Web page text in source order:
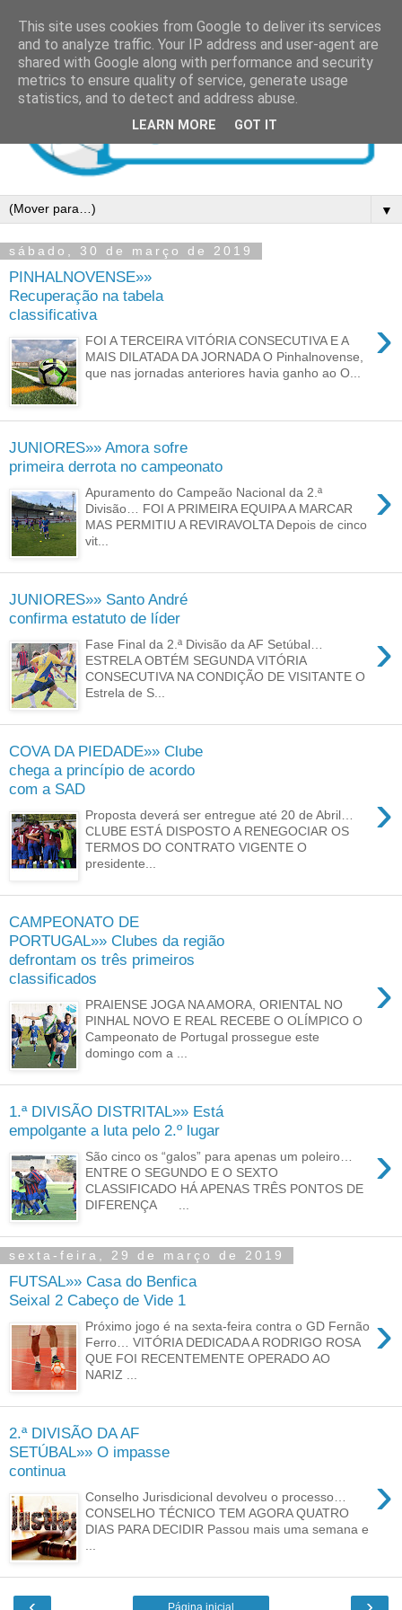
▼
sábado, 30 de março de 2019
PINHALNOVENSE»»
Recuperação na tabela
classificativa
›
FOI A TERCEIRA VITÓRIA CONSECUTIVA E A
MAIS DILATADA DA JORNADA O Pinhalnovense,
que nas jornadas anteriores havia ganho ao O...
JUNIORES»» Amora sofre
primeira derrota no campeonato
›
Apuramento do Campeão Nacional da 2.ª
Divisão… FOI A PRIMEIRA EQUIPA A MARCAR
MAS PERMITIU A REVIRAVOLTA Depois de cinco
vit...
JUNIORES»» Santo André
confirma estatuto de líder
›
Fase Final da 2.ª Divisão da AF Setúbal…
ESTRELA OBTÉM SEGUNDA VITÓRIA
CONSECUTIVA NA CONDIÇÃO DE VISITANTE O
Estrela de S...
COVA DA PIEDADE»» Clube
chega a princípio de acordo
com a SAD
›
Proposta deverá ser entregue até 20 de Abril…
CLUBE ESTÁ DISPOSTO A RENEGOCIAR OS
TERMOS DO CONTRATO VIGENTE O
presidente...
CAMPEONATO DE
PORTUGAL»» Clubes da região
defrontam os três primeiros
classificados
›
PRAIENSE JOGA NA AMORA, ORIENTAL NO
PINHAL NOVO E REAL RECEBE O OLÍMPICO O
Campeonato de Portugal prossegue este
domingo com a ...
1.ª DIVISÃO DISTRITAL»» Está
empolgante a luta pelo 2.º lugar
›
São cinco os “galos” para apenas um poleiro…
ENTRE O SEGUNDO E O SEXTO
CLASSIFICADO HÁ APENAS TRÊS PONTOS DE
DIFERENÇA ...
sexta-feira, 29 de março de 2019
FUTSAL»» Casa do Benfica
Seixal 2 Cabeço de Vide 1
›
Próximo jogo é na sexta-feira contra o GD Fernão
Ferro… VITÓRIA DEDICADA A RODRIGO ROSA
QUE FOI RECENTEMENTE OPERADO AO
NARIZ ...
2.ª DIVISÃO DA AF
SETÚBAL»» O impasse
continua
›
Conselho Jurisdicional devolveu o processo…
CONSELHO TÉCNICO TEM AGORA QUATRO
DIAS PARA DECIDIR Passou mais uma semana e
This site uses cookies from Google to deliver its services
and to analyze traffic. Your IP address and user-agent are
shared with Google along with performance and security
metrics to ensure quality of service, generate usage
statistics, and to detect and address abuse.
LEARN MORE GOT IT